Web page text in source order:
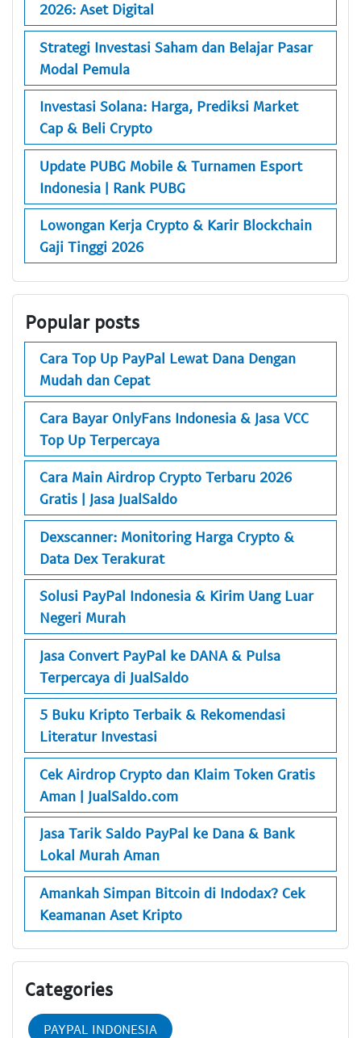
2026: Aset Digital
Strategi Investasi Saham dan Belajar Pasar
Modal Pemula
Investasi Solana: Harga, Prediksi Market
Cap & Beli Crypto
Update PUBG Mobile & Turnamen Esport
Indonesia | Rank PUBG
Lowongan Kerja Crypto & Karir Blockchain
Gaji Tinggi 2026
Popular posts
Cara Top Up PayPal Lewat Dana Dengan
Mudah dan Cepat
Cara Bayar OnlyFans Indonesia & Jasa VCC
Top Up Terpercaya
Cara Main Airdrop Crypto Terbaru 2026
Gratis | Jasa JualSaldo
Dexscanner: Monitoring Harga Crypto &
Data Dex Terakurat
Solusi PayPal Indonesia & Kirim Uang Luar
Negeri Murah
Jasa Convert PayPal ke DANA & Pulsa
Terpercaya di JualSaldo
5 Buku Kripto Terbaik & Rekomendasi
Literatur Investasi
Cek Airdrop Crypto dan Klaim Token Gratis
Aman | JualSaldo.com
Jasa Tarik Saldo PayPal ke Dana & Bank
Lokal Murah Aman
Amankah Simpan Bitcoin di Indodax? Cek
Keamanan Aset Kripto
Categories
PAYPAL INDONESIA